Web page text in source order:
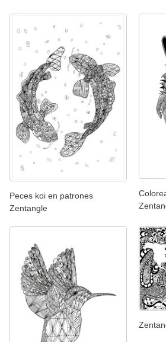
Peces koi en patrones
Zentangle